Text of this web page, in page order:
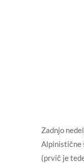
Zadnjo
Alpinistične
(prvič je